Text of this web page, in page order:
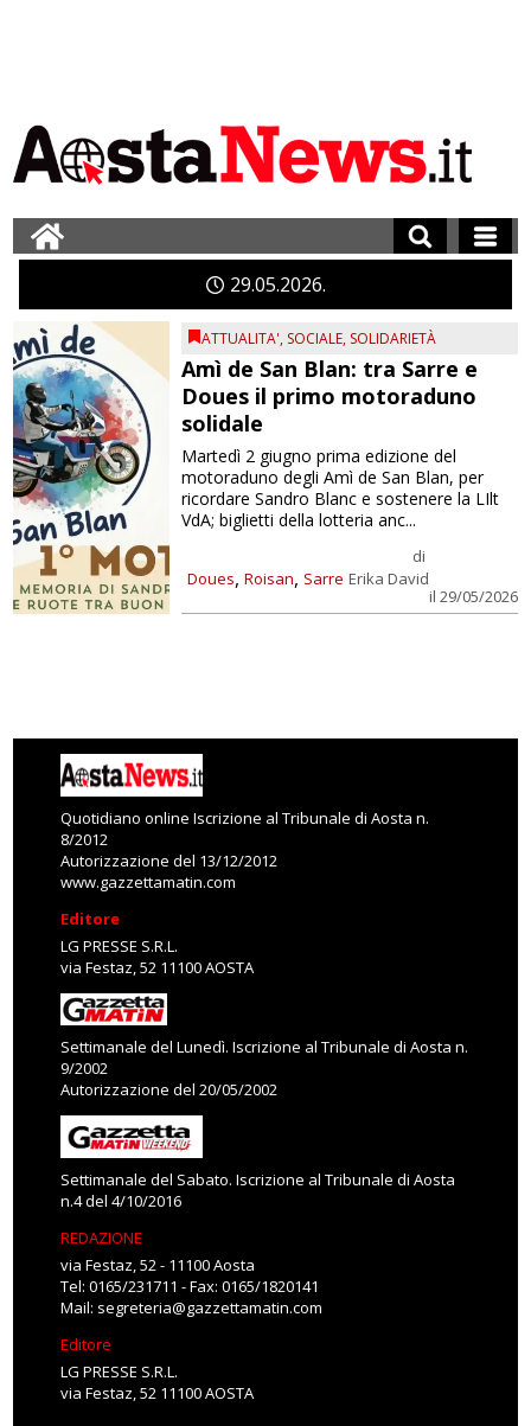
2905 2026
ATTUALITA', SOCIALE, SOLIDARIETÀ
Amì de San Blan: tra Sarre e
Doues il primo motoraduno
solidale
Doues, Roisan, Sarre
di
Erika David
il 29/05/2026
Martedì 2 giugno prima edizione del
motoraduno degli Amì de San Blan, per
ricordare Sandro Blanc e sostenere la LIlt
VdA; biglietti della lotteria anc...
Quotidiano online Iscrizione al Tribunale di Aosta n.
8/2012
Autorizzazione del 13/12/2012
www.gazzettamatin.com
Editore
LG PRESSE S.R.L.
via Festaz, 52 11100 AOSTA
Settimanale del Lunedì. Iscrizione al Tribunale di Aosta n.
9/2002
Autorizzazione del 20/05/2002
Settimanale del Sabato. Iscrizione al Tribunale di Aosta
n.4 del 4/10/2016
REDAZIONE
via Festaz, 52 - 11100 Aosta
Tel: 0165/231711 - Fax: 0165/1820141
Mail: segreteria@gazzettamatin.com
Editore
LG PRESSE S.R.L.
via Festaz, 52 11100 AOSTA